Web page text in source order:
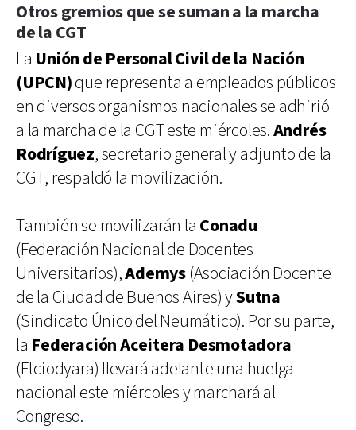
Otros gremios que se suman a la marcha
de la CGT
La Unión de Personal Civil de la Nación
(UPCN)que representa a empleados públicos
en diversos organismos nacionales se adhirió
a la marcha de la CGT este miércoles.Andrés
Rodríguez, secretario general y adjunto de la
CGT, respaldó la movilización.
También se movilizarán la Conadu
(Federación Nacional de Docentes
Universitarios),Ademys (Asociación Docente
de la Ciudad de Buenos Aires) ySutna
(Sindicato Único del Neumático). Por su parte,
la Federación Aceitera Desmotadora
(Ftciodyara) llevará adelante una huelga
nacional este miércoles y marchará al
Congreso.